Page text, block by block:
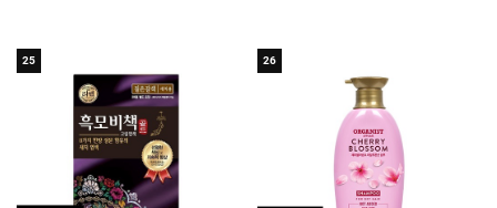
25 26